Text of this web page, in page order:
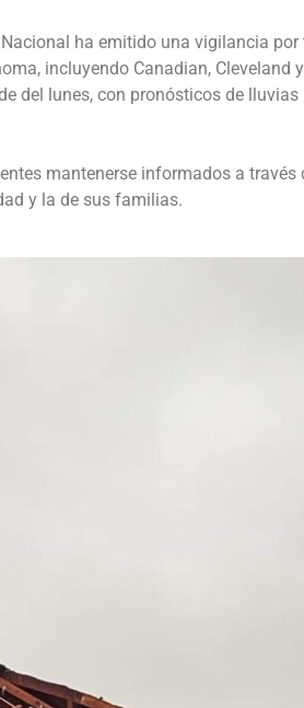
ha emitido una vigilancia
incluyendo Canadian,
del lunes, con pronósticos de
mantenerse informados a
y la de sus familias.